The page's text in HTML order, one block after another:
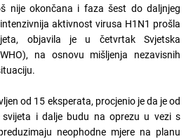
nije okončana i faza šest do daljnjeg
aktivnost virusa H1N1 prošla
objavila je u četvrtak Svjetska
na osnovu mišljenja nezavisnih
od 15 eksperata, procjenio je da je od
i dalje budu na oprezu u vezi s
neophodne mjere na planu